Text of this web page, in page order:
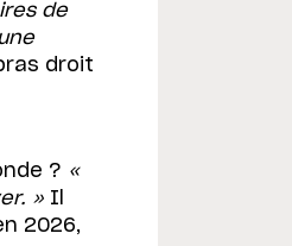
de
droit
? «
» Il
2026,